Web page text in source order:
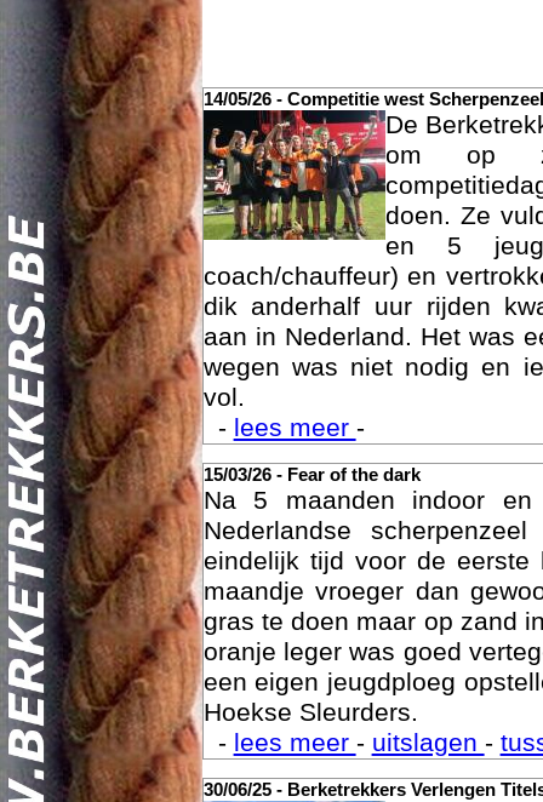
14/05/26 - Competitie west Scherpenzeel
De
om op
doen. Ze
en 5
coach/chauffeur) en
dik anderhalf uur rijden
aan in Nederland. Het was
wegen was niet nodig en
vol.
- lees meer -
15/03/26 - Fear of the dark
Na 5 maanden indoor
Nederlandse
eindelijk tijd voor de eerste
maandje vroeger dan
gras te doen maar op zand
oranje leger was goed
een eigen jeugdploeg
Hoekse Sleurders.
- lees meer - uitslagen -
30/06/25 - Berketrekkers Verlengen